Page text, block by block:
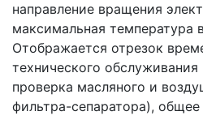
направление вращения
максимальная температура
Отображается отрезок
технического
проверка масляного и
фильтра-сепаратора),